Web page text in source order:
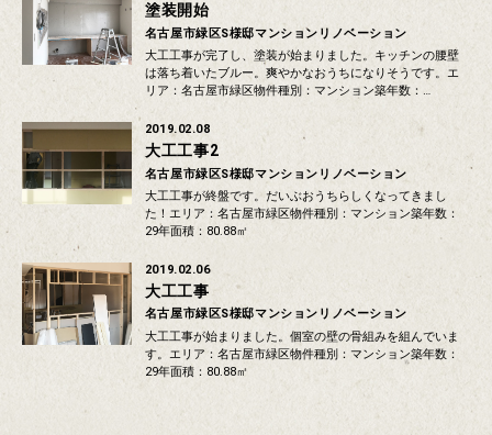
塗装開始
名古屋市緑区S様邸マンションリノベーション
大工工事が完了し、塗装が始まりました。キッチンの腰壁
は落ち着いたブルー。爽やかなおうちになりそうです。エ
リア：名古屋市緑区物件種別：マンション築年数：…
2019.02.08
大工工事2
名古屋市緑区S様邸マンションリノベーション
大工工事が終盤です。だいぶおうちらしくなってきまし
た！エリア：名古屋市緑区物件種別：マンション築年数：
29年面積：80.88㎡
2019.02.06
大工工事
名古屋市緑区S様邸マンションリノベーション
大工工事が始まりました。個室の壁の骨組みを組んでいま
す。エリア：名古屋市緑区物件種別：マンション築年数：
29年面積：80.88㎡